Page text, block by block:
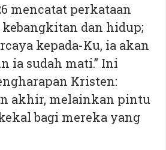
mencatat perkataan
kebangkitan dan hidup;
kepada-Ku, ia akan
ia sudah mati.” Ini
Kristen:
akhir, melainkan pintu
bagi mereka yang